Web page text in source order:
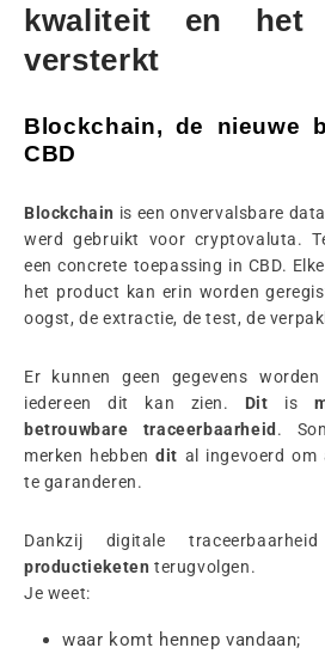
kwaliteit en het
versterkt
Blockchain, de nieuwe
CBD
Blockchain is een onvervalsbare
werd gebruikt voor cryptovaluta.
een concrete toepassing in CBD.
het product kan erin worden
oogst, de extractie, de test, de
Er kunnen geen gegevens
iedereen dit kan zien. Dit is
betrouwbare traceerbaarheid .
merken hebbendit al ingevoerd om
te garanderen.
Dankzij digitale
productieketen terugvolgen.
Je weet:
waar komt hennep vandaan;